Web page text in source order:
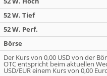
52 W. Tief
52 W. Perf.
Börse
Der Kurs von 0,00 USD von der
OTC entspricht beim aktuellen
USD/EUR einem Kurs von 0,00